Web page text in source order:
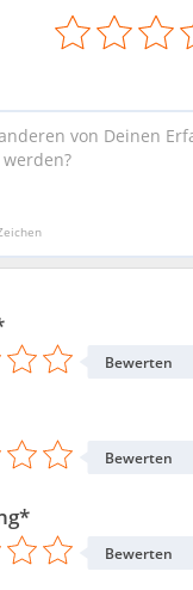
Bewerten
Bewerten
Bewerten